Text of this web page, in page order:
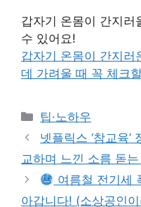
갑자기 온몸이 간지러
수 있어요!
갑자기 온몸이 간지러
데 가려울 때 꼭 체크
Categories
팁·노하우
넷플릭스 ‘참교육
교하며 느낀 소름 돋
여름철 전기세
아갑니다! (소상공인